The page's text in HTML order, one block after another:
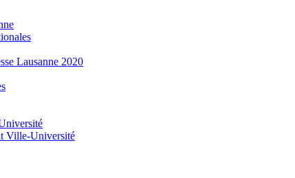
Lausanne 2020
Ville-Université